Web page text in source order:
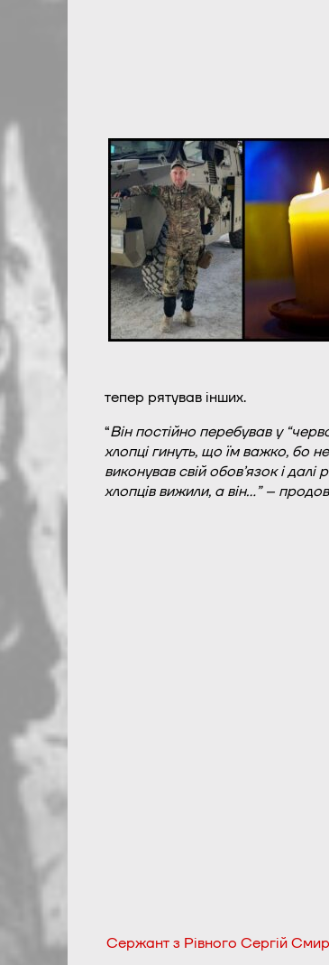
тепер рятував інших.
“Він постійно перебував у
хлопці гинуть, що їм важко, бо
виконував свій обов’язок і
хлопців вижили, а він…” –
Сержант з Рівного Сергій